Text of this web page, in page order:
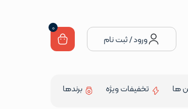
ورود / ثبت نام
0
ها تخفیفات ویژه برندها